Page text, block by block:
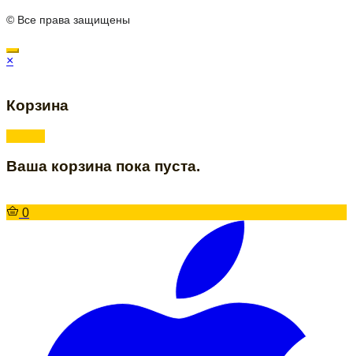
© Все права защищены
×
Корзина
Ваша корзина пока пуста.
0